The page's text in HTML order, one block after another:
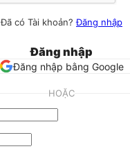
Đã có Tài khoản?Đăng nhập
Đăng nhập
Đăng nhập bằng Google
HOẶC